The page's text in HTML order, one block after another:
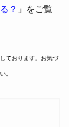
？ 」をご覧
ております。お気づ
。